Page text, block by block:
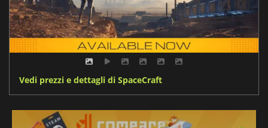
Vedi prezzi e dettagli di SpaceCraft